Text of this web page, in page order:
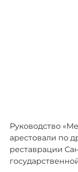
Руководство
арестовали по
реставрации